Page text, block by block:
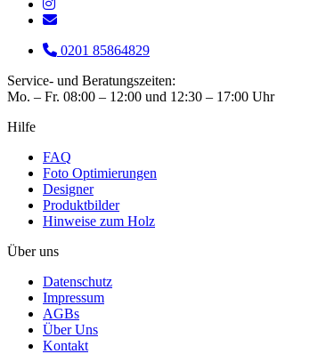
0201 85864829
Service- und Beratungszeiten:
Mo. – Fr. 08:00 – 12:00 und 12:30 – 17:00 Uhr
Hilfe
FAQ
Foto Optimierungen
Designer
Produktbilder
Hinweise zum Holz
Über uns
Datenschutz
Impressum
AGBs
Über Uns
Kontakt